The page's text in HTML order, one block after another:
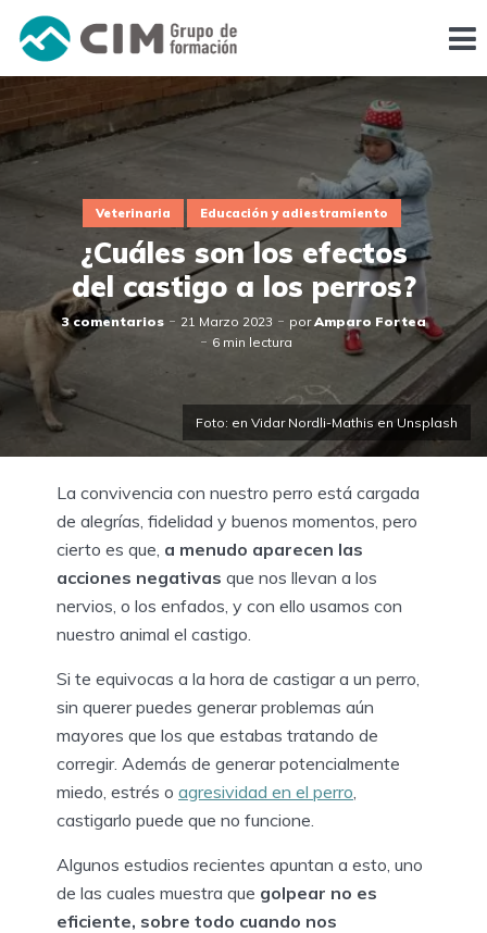
Foto: en Vidar Nordli-Mathis en Unsplash
Veterinaria Educación y adiestramiento
¿Cuáles son los efectos
del castigo a los perros?
3 comentarios 21 Marzo 2023 porAmparo Fortea
6 min lectura
La convivencia con nuestro perro está cargada
de alegrías, fidelidad y buenos momentos, pero
cierto es que, a menudo aparecen las
acciones negativas que nos llevan a los
nervios, o los enfados, y con ello usamos con
nuestro animal el castigo.
Si te equivocas a la hora de castigar a un perro,
sin querer puedes generar problemas aún
mayores que los que estabas tratando de
corregir. Además de generar potencialmente
miedo, estrés o agresividad en el perro,
castigarlo puede que no funcione.
Algunos estudios recientes apuntan a esto, uno
de las cuales muestra que golpear no es
eficiente, sobre todo cuando nos